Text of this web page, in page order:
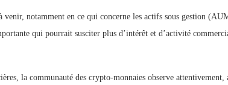
notamment en ce qui concerne les actifs sous gestion
qui pourrait susciter plus d’intérêt et d’activité
la communauté des crypto-monnaies observe attentivement,